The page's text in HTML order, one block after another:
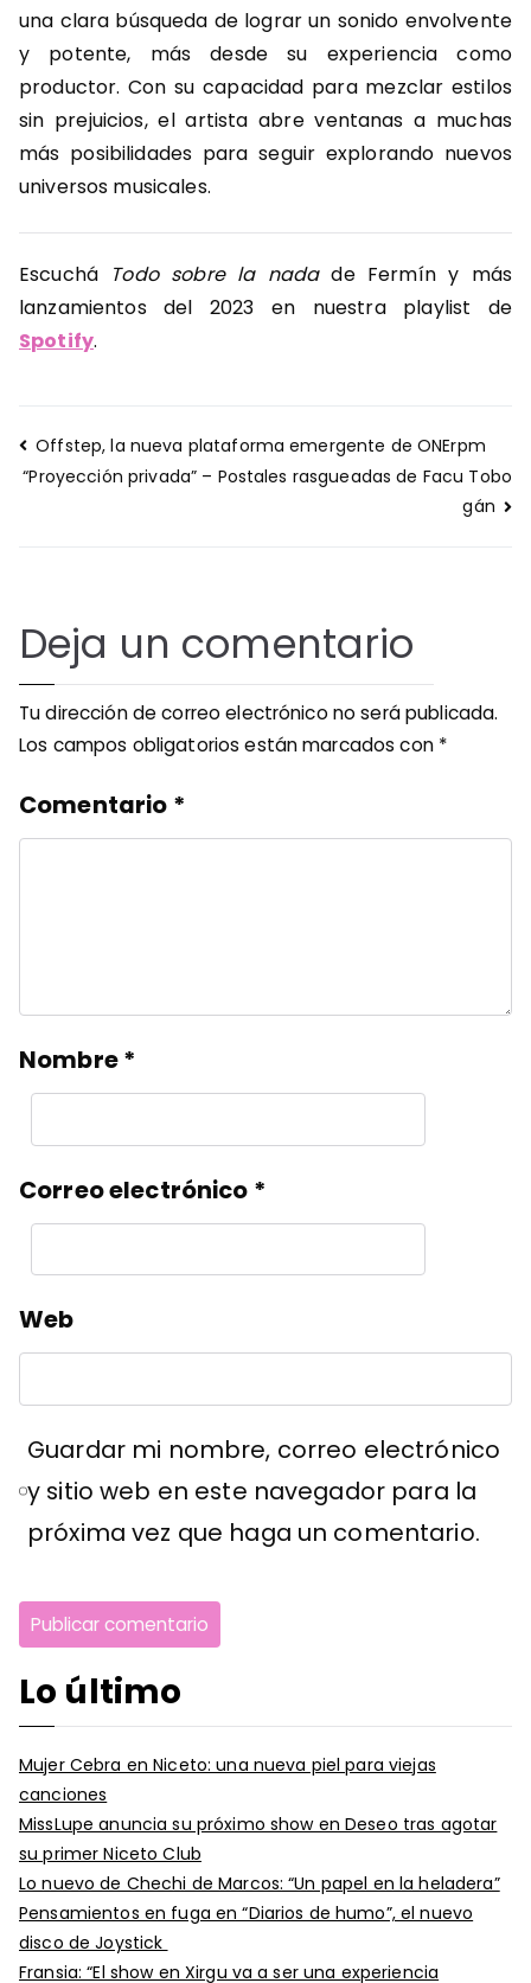
una clara búsqueda de lograr un sonido envolvente
y potente, más desde su experiencia como
productor. Con su capacidad para mezclar estilos
sin prejuicios, el artista abre ventanas a muchas
más posibilidades para seguir explorando nuevos
universos musicales.
Escuchá Todo sobre la nadade Fermín y más
lanzamientos del 2023 en nuestra playlist de
Spotify.
Navegación
de
Offstep, la nueva plataforma emergente de ONErpm
“Proyección privada” – Postales rasgueadas de Facu Tobo
gán
Deja un comentario
Tu dirección de correo electrónico no será publicada.
Los campos obligatorios están marcados con *
Comentario *
Nombre*
Correo electrónico *
Web
Guardar mi nombre, correo electrónico
y sitio web en este navegador para la
próxima vez que haga un comentario.
Lo último
Mujer Cebra en Niceto: una nueva piel para viejas
canciones
MissLupe anuncia su próximo show en Deseo tras agotar
su primer Niceto Club
Lo nuevo de Chechi de Marcos: “Un papel en la heladera”
Pensamientos en fuga en “Diarios de humo”, el nuevo
disco de Joystick
Fransia: “El show en Xirgu va a ser una experiencia